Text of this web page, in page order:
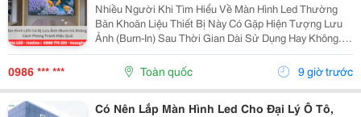
Nhiều Người Khi Tìm Hiểu Về Màn Hình Led Thường
Băn Khoăn Liệu Thiết Bị Này Có Gặp Hiện Tượng Lưu
Ảnh (Burn-In) Sau Thời Gian Dài Sử Dụng Hay Không.
Trên Thực Tế, Công Nghệ Màn Hình Led Hiện Đại Có
Khả Năng Hạn Chế Tình Trạng Này Rất Tốt Nếu Được
0986 *** *** Toàn quốc 9 giờ trước
Có Nên Lắp Màn Hình Led Cho Đại Lý Ô Tô,